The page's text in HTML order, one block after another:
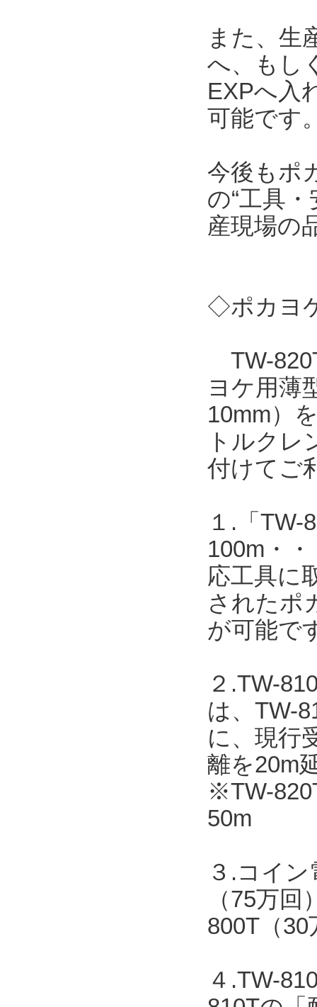
また、生
へ、もし
EXPへ入
可能です
今後もポ
の“工具
産現場の
◇ポカヨ
TW-
ヨケ用薄
10mm）
トルクレ
付けてご
１.「TW-
100m・
応工具に
されたポ
が可能で
２.TW-
は、TW-
に、現行
離を20m
※TW-
50m
３.コイ
（75万
800T（
４.TW-